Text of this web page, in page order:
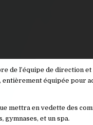
de l’équipe de direction
entièrement équipée pour
mettra en vedette des
gymnases, et un spa.